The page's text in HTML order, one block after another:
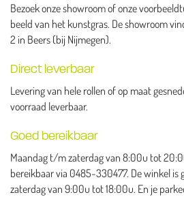
Bezoek onze showroom of onze
beeld van het kunstgras. De showroom
2 in Beers (bij Nijmegen).
Direct leverbaar
Levering van hele rollen of op maat
voorraad leverbaar.
Goed bereikbaar
Maandag t/m zaterdag van 8:00u tot
bereikbaar via 0485-330477. De winkel
zaterdag van 9:00u tot 18:00u. En je